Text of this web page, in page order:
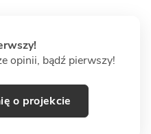
opinii, bądź pierwszy!
o projekcie